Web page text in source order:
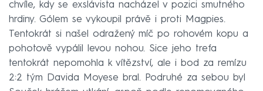
chvíle, kdy se exslávista nacházel v pozici smutného
hrdiny. Gólem se vykoupil právě i proti Magpies.
Tentokrát si našel odražený míč po rohovém kopu a
pohotově vypálil levou nohou. Sice jeho trefa
tentokrát nepomohla k vítězství, ale i bod za remízu
2:2 tým Davida Moyese bral. Podruhé za sebou byl